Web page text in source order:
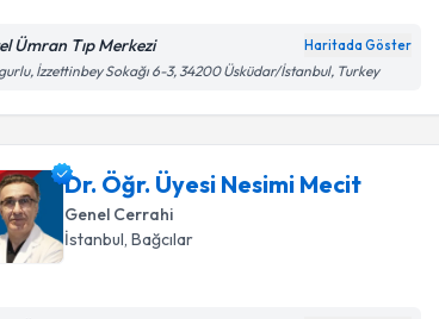
Ümran Tıp Merkezi Haritada Göster
İzzettinbey Sokağı 6-3, 34200 Üsküdar/İstanbul, Turkey
Dr. Öğr. Üyesi Nesimi Mecit
Genel Cerrahi
İstanbul, Bağcılar